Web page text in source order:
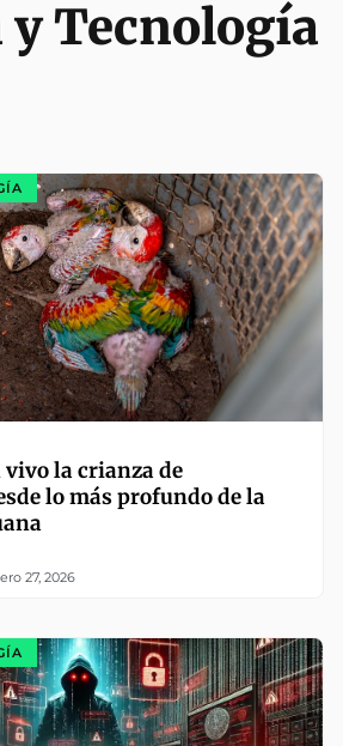
y Tecnología
la crianza de
lo más profundo de la
27, 2026